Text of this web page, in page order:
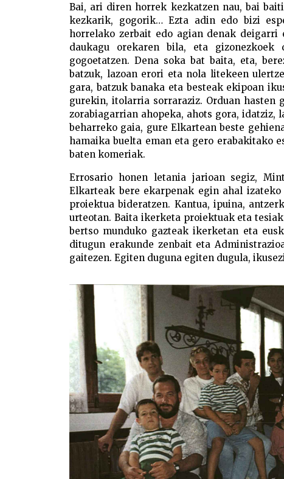
Bai, ari diren horrek kezkatzen nau, bai
kezkarik, gogorik… Ezta adin edo bizi
horrelako zerbait edo agian denak deigarri
daukagu orekaren bila, eta
gogoetatzen. Dena soka bat baita, eta,
batzuk, lazoan erori eta nola litekeen
gara, batzuk banaka eta besteak ekipoan
gurekin, itolarria sorraraziz. Orduan
zorabiagarrian ahopeka, ahots gora,
beharreko gaia, gure Elkartean beste
hamaika buelta eman eta gero erabakitako
baten komeriak.
Errosario honen letania jarioan segiz,
Elkarteak bere ekarpenak egin ahal
proiektua bideratzen. Kantua, ipuina,
urteotan. Baita ikerketa proiektuak eta
bertso munduko gazteak ikerketan eta
ditugun erakunde zenbait eta
gaitezen. Egiten duguna egiten dugula,